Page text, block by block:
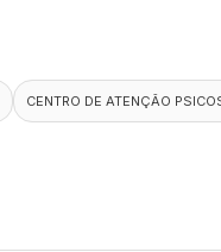
CENTRO DE ATENÇÃO